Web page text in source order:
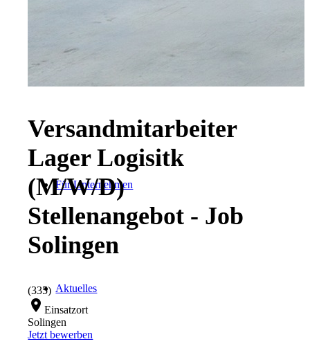
Initiativbewerbung
Für Unternehmen
Aktuelles
Versandmitarbeiter
Lager Logisitk
(M/W/D)
Stellenangebot - Job
Solingen
(335)
location_onEinsatzort
Solingen
Jetzt bewerben